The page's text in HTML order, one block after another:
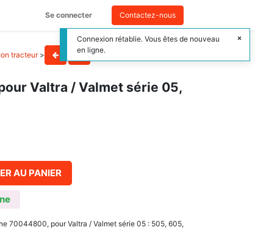
Se connecter Contactez-nous
tracteur>
Valtra / Valmet série 05,
AU PANIER
70044800, pour Valtra / Valmet série 05 : 505, 605,
Connexion rétablie. Vous êtes de nouveau
en ligne.